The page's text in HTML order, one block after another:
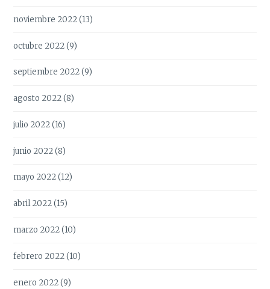
noviembre 2022(13)
octubre 2022(9)
septiembre 2022(9)
agosto 2022(8)
julio 2022(16)
junio 2022(8)
mayo 2022(12)
abril 2022(15)
marzo 2022(10)
febrero 2022(10)
enero 2022(9)